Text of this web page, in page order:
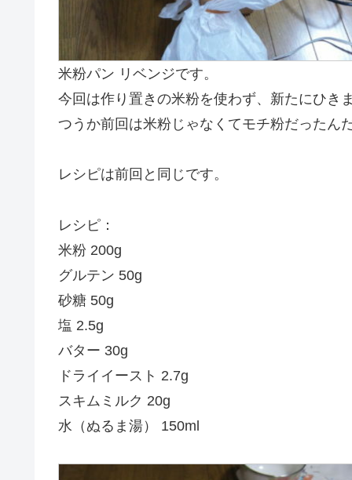
米粉パン リベンジです。
今回は作り置きの米粉を使わず、新たにひき
つうか前回は米粉じゃなくてモチ粉だったん
レシピは前回と同じです。
レシピ：
米粉 200g
グルテン 50g
砂糖 50g
塩 2.5g
バター 30g
ドライイースト 2.7g
スキムミルク 20g
水（ぬるま湯） 150ml